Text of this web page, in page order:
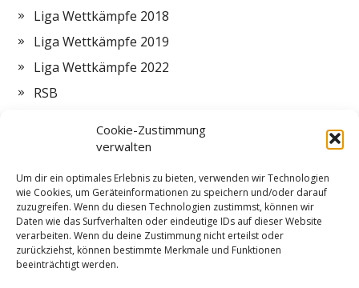
Cookie-Zustimmung
verwalten
Um dir ein optimales Erlebnis zu bieten, verwenden wir Technologien
wie Cookies, um Geräteinformationen zu speichern und/oder darauf
zuzugreifen. Wenn du diesen Technologien zustimmst, können wir
Daten wie das Surfverhalten oder eindeutige IDs auf dieser Website
verarbeiten. Wenn du deine Zustimmung nicht erteilst oder
zurückziehst, können bestimmte Merkmale und Funktionen
beeinträchtigt werden.
Liga Wettkämpfe 2018
Liga Wettkämpfe 2019
Liga Wettkämpfe 2022
RSB
Zeltlager
ZMI